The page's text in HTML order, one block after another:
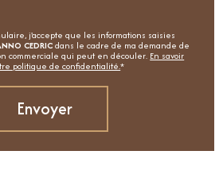
j'accepte que les informations saisies
CEDRICdans le cadre de ma demande de
commerciale qui peut en découler. En savoir
politique de confidentialité.*